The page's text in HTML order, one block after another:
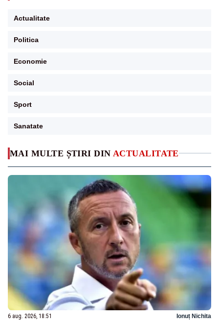
MAI MULTE ȘTIRI DIN ACTUALITATE
6 aug. 2026, 18:51 Ionuț Nichita
Actualitate
Politica
Economie
Social
Sport
Sanatate